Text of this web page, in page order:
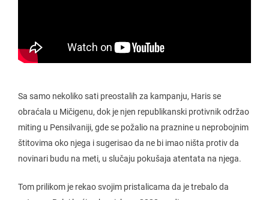
Sa samo nekoliko sati preostalih za kampanju, Haris se
obraćala u Mičigenu, dok je njen republikanski protivnik održao
miting u Pensilvaniji, gde se požalio na praznine u neprobojnim
štitovima oko njega i sugerisao da ne bi imao ništa protiv da
novinari budu na meti, u slučaju pokušaja atentata na njega.
Tom prilikom je rekao svojim pristalicama da je trebalo da